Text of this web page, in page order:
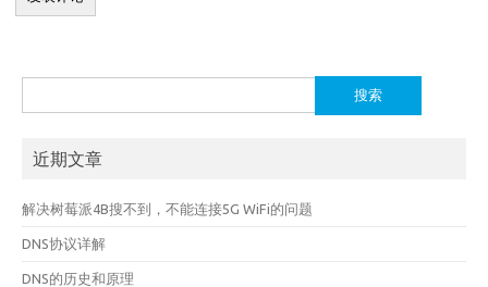
索：
近期文章
解决树莓派4B搜不到，不能连接5G WiFi的问题
DNS协议详解
DNS的历史和原理